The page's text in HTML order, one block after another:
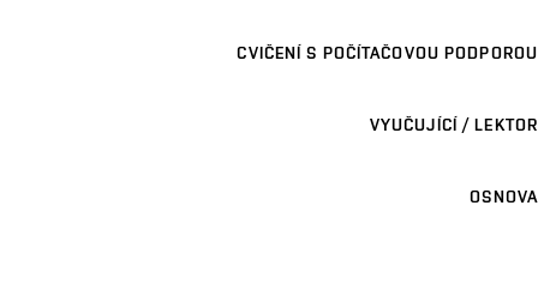
CVIČENÍ S POČÍTAČOVOU PODPOROU
VYUČUJÍCÍ / LEKTOR
OSNOVA